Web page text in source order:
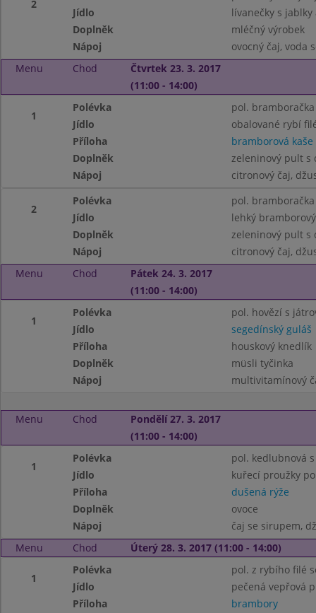
2
Jídlo
lívanečky s jablky
Doplněk
mléčný výrobek
Nápoj
ovocný čaj, voda
Menu
Chod
Čtvrtek 23. 3. 2017
(11:00 - 14:00)
1
Polévka
pol. bramboračka
Jídlo
obalované rybí
Příloha
bramborová kaše
Doplněk
zeleninový pult s
Nápoj
citronový čaj,
2
Polévka
pol. bramboračka
Jídlo
lehký
Doplněk
zeleninový pult s
Nápoj
citronový čaj,
Menu
Chod
Pátek 24. 3. 2017
(11:00 - 14:00)
1
Polévka
pol. hovězí s
Jídlo
segedínský guláš
Příloha
houskový knedlík
Doplněk
müsli tyčinka
Nápoj
multivitamínový
Menu Chod
Pondělí 27. 3. 2017
(11:00 - 14:00)
1
Polévka
pol. kedlubnová
Jídlo
kuřecí proužky
Příloha
dušená rýže
Doplněk
ovoce
Nápoj
čaj se sirupem,
Menu
Chod Úterý 28. 3. 2017 (11:00 - 14:00)
1
Polévka
pol. z rybího filé
Jídlo
pečená vepřová
Příloha
brambory